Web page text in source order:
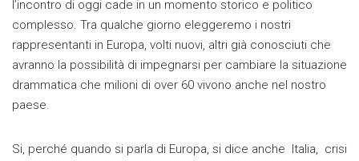
l’incontro di oggi cade in un momento storico e politico
complesso. Tra qualche giorno eleggeremo i nostri
rappresentanti in Europa, volti nuovi, altri già conosciuti che
avranno la possibilità di impegnarsi per cambiare la situazione
drammatica che milioni di over 60 vivono anche nel nostro
paese.
Si, perché quando si parla di Europa, si dice anche Italia, crisi